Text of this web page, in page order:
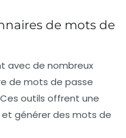
de mots de
avec de nombreux
de mots de passe
outils offrent une
générer des mots de